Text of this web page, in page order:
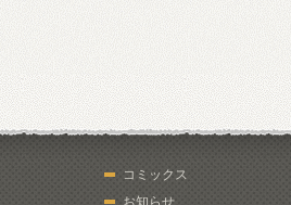
コミックス
お知らせ